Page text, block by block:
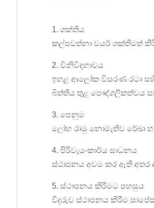
1. ශක්තිය
කල්පවත්නා වයර් ශක්තිමත්
2. විනිවිදභාවය
ඉහළ ආලෝක විසරණ රටා
බිත්තිය තුළ පෞද්ගලිකත්වය
3. පෙනුම
ලෝහ රාමු නොමැතිව රේඛා
4. පිරිවැය-කාර්ය සාධනය
ස්ථාපනය අවම කර ඇති අතර
5. ස්ථාපනය කිරීමට පහසුය
වීදුරුව ස්ථාපනය කිරීම